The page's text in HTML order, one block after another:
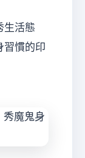
生活態
習慣的印